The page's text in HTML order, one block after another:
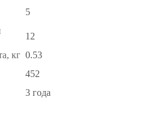
5
12
кг 0.53
452
3 года